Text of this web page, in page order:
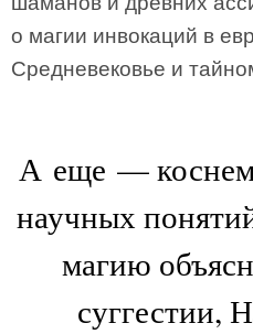
о магии инвокаций в
Средневековье и
А еще —
научных
магию
суггестии,